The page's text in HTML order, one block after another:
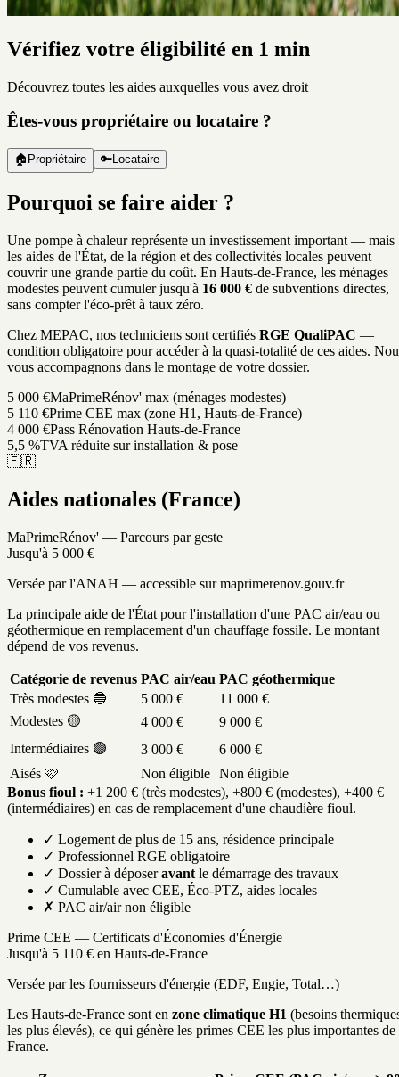
Vérifiez votre éligibilité en 1 min
Découvrez toutes les aides auxquelles vous avez droit
Êtes-vous propriétaire ou locataire ?
🏠 Propriétaire 🔑Locataire
Pourquoi se faire aider ?
Une pompe à chaleur représente un investissement important — mais
les aides de l'État, de la région et des collectivités locales peuvent
couvrir une grande partie du coût. En Hauts-de-France, les ménages
modestes peuvent cumuler jusqu'à 16 000 € de subventions directes,
sans compter l'éco-prêt à taux zéro.
Chez MEPAC, nos techniciens sont certifiés RGE QualiPAC —
condition obligatoire pour accéder à la quasi-totalité de ces aides.
vous accompagnons dans le montage de votre dossier.
5 000 €MaPrimeRénov' max (ménages modestes)
5 110 €Prime CEE max (zone H1, Hauts-de-France)
4 000 €Pass Rénovation Hauts-de-France
5,5 %TVA réduite sur installation & pose
🇫🇷
Aides nationales (France)
MaPrimeRénov' — Parcours par geste
Jusqu'à 5 000 €
Versée par l'ANAH — accessible sur maprimerenov.gouv.fr
La principale aide de l'État pour l'installation d'une PAC air/eau ou
géothermique en remplacement d'un chauffage fossile. Le montant
dépend de vos revenus.
Catégorie de revenus PAC air/eau PAC géothermique
Très modestes 🔵
5 000 €
11 000 €
Modestes 🟡
4 000 €
9 000 €
Intermédiaires 🟣
3 000 €
6 000 €
Aisés 🩷
Non éligible Non éligible
Bonus fioul : +1 200 € (très modestes), +800 € (modestes), +400 €
(intermédiaires) en cas de remplacement d'une chaudière fioul.
✓ Logement de plus de 15 ans, résidence principale
✓ Professionnel RGE obligatoire
✓ Dossier à déposeravant le démarrage des travaux
✓ Cumulable avec CEE, Éco-PTZ, aides locales
✗ PAC air/air non éligible
Prime CEE — Certificats d'Économies d'Énergie
Jusqu'à 5 110 € en Hauts-de-France
Versée par les fournisseurs d'énergie (EDF, Engie, Total…)
Les Hauts-de-France sont en zone climatique H1 (besoins
les plus élevés), ce qui génère les primes CEE les plus importantes de
France.